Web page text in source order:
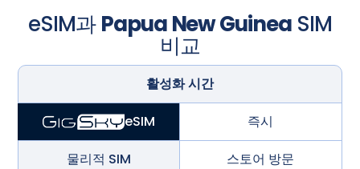
eSIM과Papua New Guinea SIM
비교
활성화 시간
eSIM 즉시
물리적 SIM 스토어 방문